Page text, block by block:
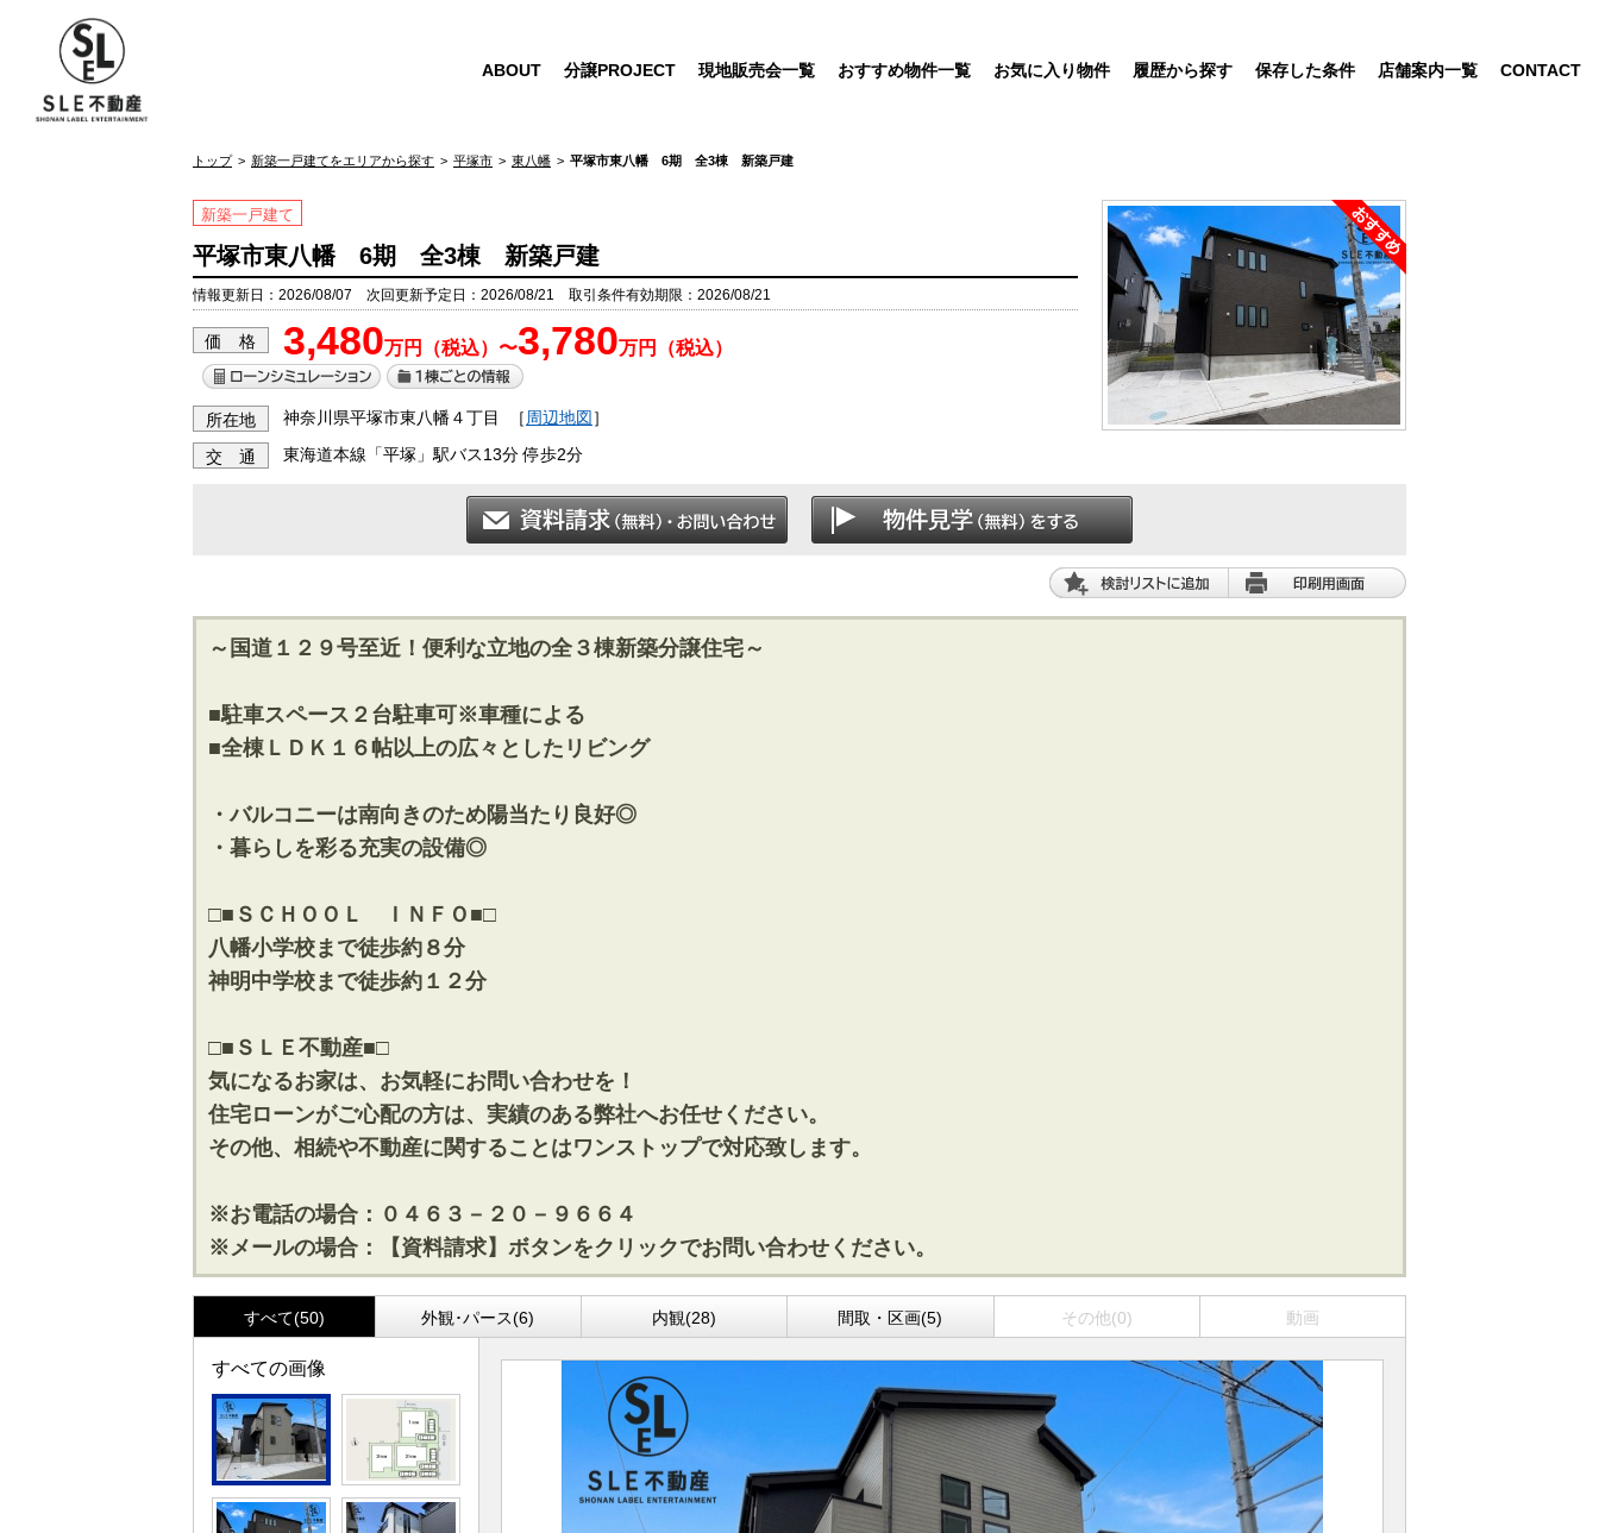
ABOUT 分譲PROJECT 現地販売会一覧 おすすめ物件一覧 お気に入り物件 履歴から探す 保存した条件 店舗案内一覧 CONTACT
トップ 新築一戸建てをエリアから探す 平塚市 東八幡 平塚市東八幡 6期 全3棟 新築戸建
新築一戸建て
平塚市東八幡 6期 全3棟 新築戸建
情報更新日：2026/08/07 次回更新予定日：2026/08/21 取引条件有効期限：2026/08/21
価 格 3,480万円（税込）〜3,780万円（税込）
所在地 神奈川県平塚市東八幡４丁目 ［ 周辺地図 ］
交 通 東海道本線「平塚」駅バス13分 停歩2分
～国道１２９号至近！便利な立地の全３棟新築分譲住宅～
■駐車スペース２台駐車可※車種による
■全棟ＬＤＫ１６帖以上の広々としたリビング
・バルコニーは南向きのため陽当たり良好◎
・暮らしを彩る充実の設備◎
□■ＳＣＨＯＯＬ ＩＮＦＯ■□
八幡小学校まで徒歩約８分
神明中学校まで徒歩約１２分
□■ＳＬＥ不動産■□
気になるお家は、お気軽にお問い合わせを！
住宅ローンがご心配の方は、実績のある弊社へお任せください。
その他、相続や不動産に関することはワンストップで対応致します。
※お電話の場合：０４６３－２０－９６６４
※メールの場合：【資料請求】ボタンをクリックでお問い合わせください。
すべて(50) 外観･パース(6) 内観(28) 間取・区画(5) その他(0) 動画
すべての画像